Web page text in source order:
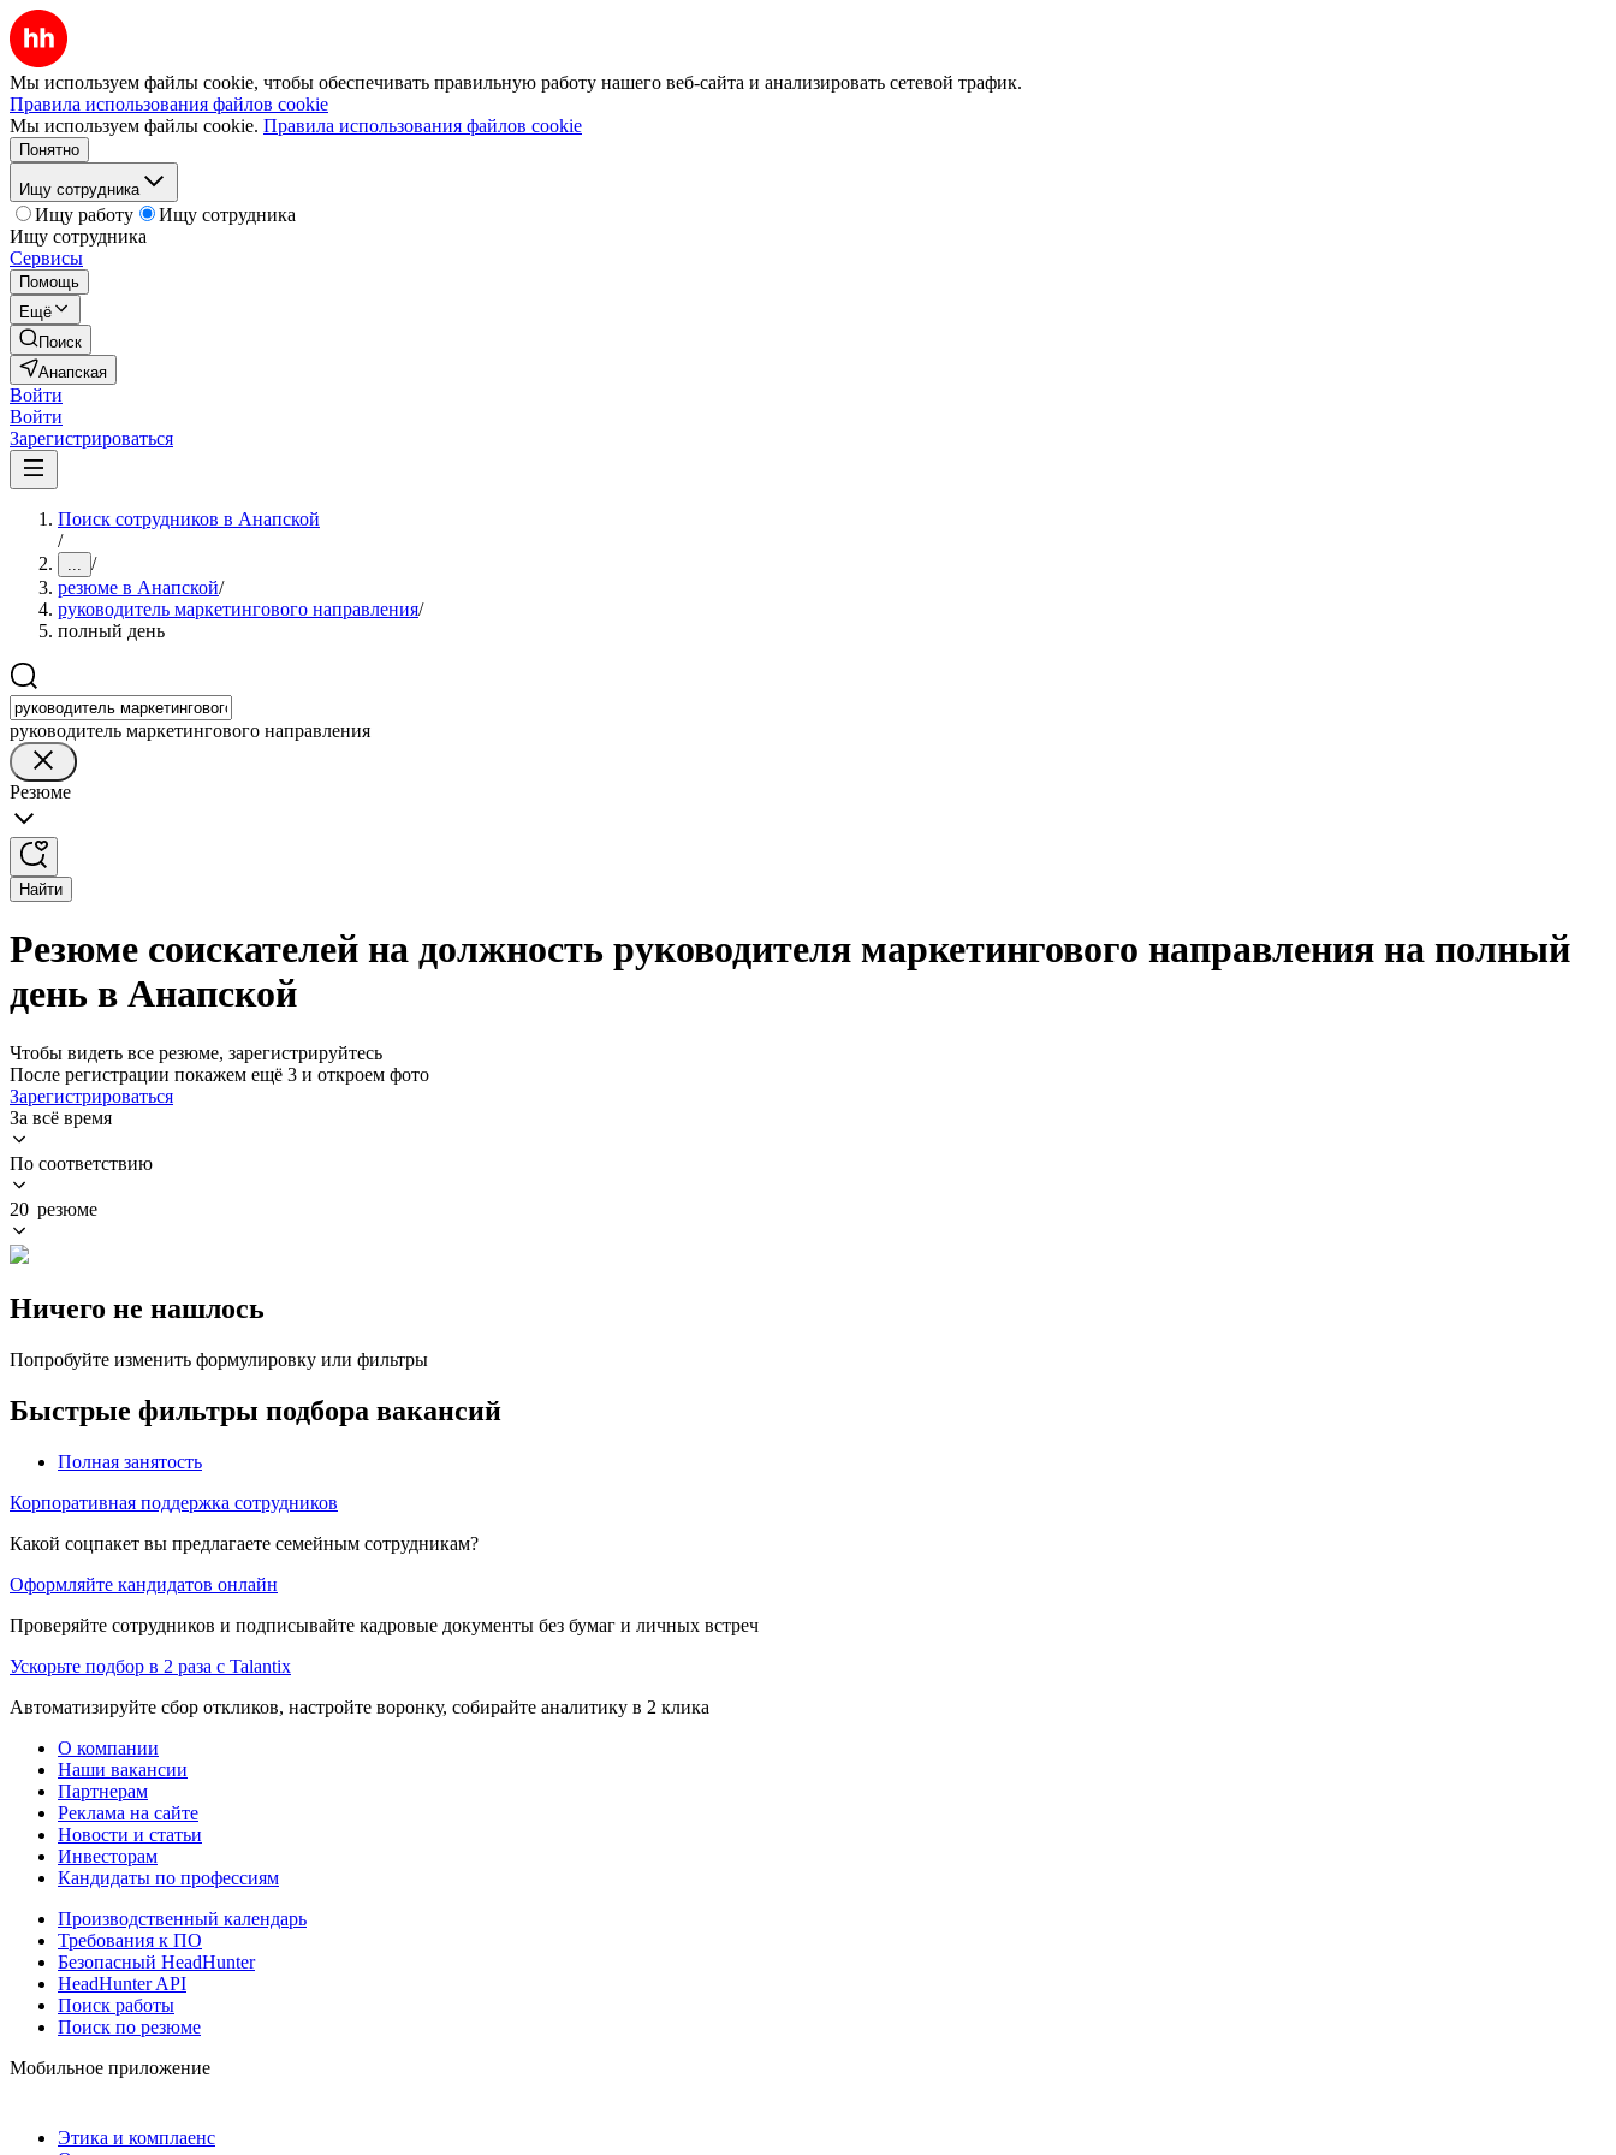
Мы используем файлы cookie, чтобы обеспечивать правильную работу нашего веб-сайта и анализировать сетевой трафик.
Правила использования файлов cookie
Мы используем файлы cookie. Правила использования файлов cookie
Понятно
Ищу сотрудника
Ищу работу
Ищу сотрудника
Ищу сотрудника
Сервисы
Помощь
Ещё
Поиск
Анапская
Войти
Войти
Зарегистрироваться
Поиск сотрудников в Анапской
/
... /
резюме в Анапской/
руководитель маркетингового направления/
полный день
руководитель маркетингового направления
Резюме
Найти
Резюме соискателей на должность руководителя маркетингового направления на полный
день в Анапской
Чтобы видеть все резюме, зарегистрируйтесь
После регистрации покажем ещё 3 и откроем фото
Зарегистрироваться
За всё время
По соответствию
20 резюме
Ничего не нашлось
Попробуйте изменить формулировку или фильтры
Быстрые фильтры подбора вакансий
Полная занятость
Корпоративная поддержка сотрудников
Какой соцпакет вы предлагаете семейным сотрудникам?
Оформляйте кандидатов онлайн
Проверяйте сотрудников и подписывайте кадровые документы без бумаг и личных встреч
Ускорьте подбор в 2 раза с Talantix
Автоматизируйте сбор откликов, настройте воронку, собирайте аналитику в 2 клика
О компании
Наши вакансии
Партнерам
Реклама на сайте
Новости и статьи
Инвесторам
Кандидаты по профессиям
Производственный календарь
Требования к ПО
Безопасный HeadHunter
HeadHunter API
Поиск работы
Поиск по резюме
Мобильное приложение
Этика и комплаенс